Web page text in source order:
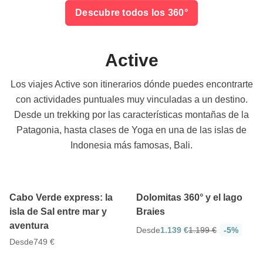
Descubre todos los 360°
Active
Los viajes Active son itinerarios dónde puedes encontrarte
con actividades puntuales muy vinculadas a un destino.
Desde un trekking por las características montañas de la
Patagonia, hasta clases de Yoga en una de las islas de
Indonesia más famosas, Bali.
Cabo Verde express: la
isla de Sal entre mar y
aventura
Desde749 €
Dolomitas 360° y el lago
Braies
Desde1.139 €1.199 € -5%